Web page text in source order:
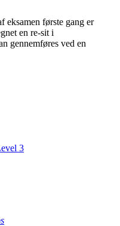
eksamen første gang er
en re-sit i
gennemføres ved en
3